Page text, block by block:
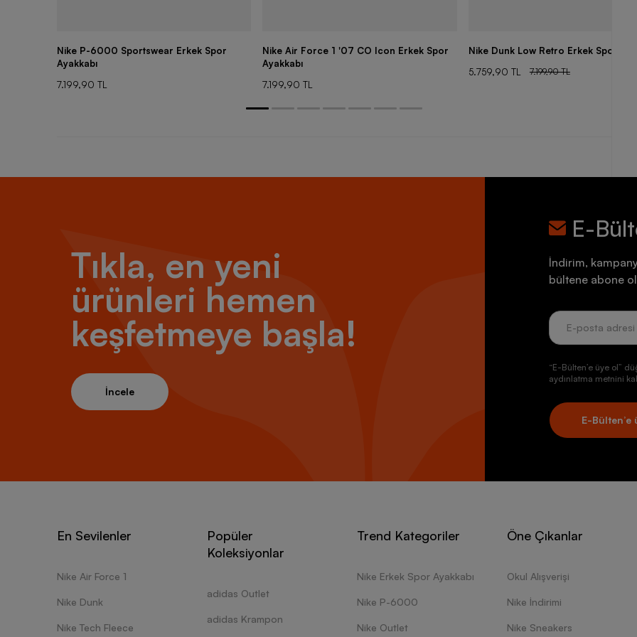
Nike P-6000 Sportswear Erkek Spor
Ayakkabı
7.199,90 TL
Nike Air Force 1 '07 CO Icon Erkek Spor
Ayakkabı
7.199,90 TL
Nike Dunk Low Retro Erkek Spor
5.759,90 TL
7.199,90 TL
Tıkla, en yeni
ürünleri hemen
keşfetmeye başla!
İncele
E-
İndirim,
bültene abone
“E-Bülten’e üye ol”
aydınlatma metnini
E-Bülten’e
En Sevilenler
Nike Air Force 1
Nike Dunk
Nike Tech Fleece
Popüler
Koleksiyonlar
adidas Outlet
adidas Krampon
Trend Kategoriler
Nike Erkek Spor Ayakkabı
Nike P-6000
Nike Outlet
Öne Çıkanlar
Okul Alışverişi
Nike İndirimi
Nike Sneakers